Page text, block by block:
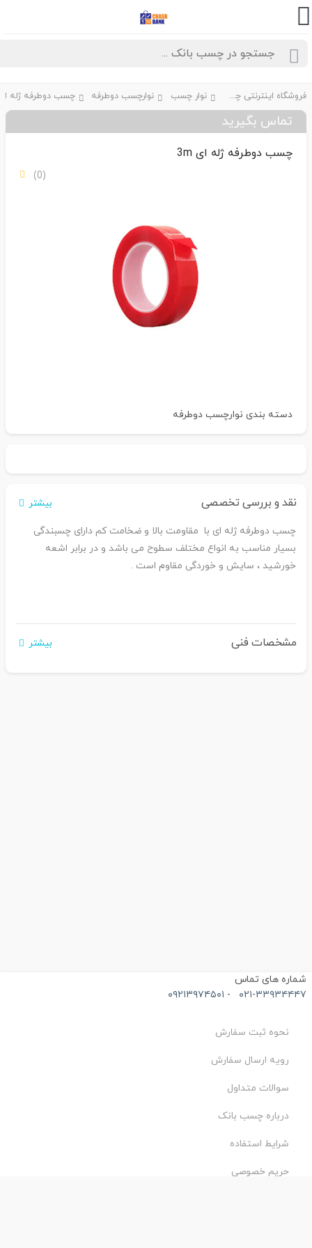
فروشگاه اینترنتی چسب بانک نوار چسب نوارچسب دوطرفه چسب دوطرفه ژله ای 3m
تماس بگیرید
چسب دوطرفه ژله ای 3m
دسته بندینوارچسب دوطرفه
نقد و بررسی تخصصی بیشتر
چسب دوطرفه ژله ای با مقاومت بالا و ضخامت کم دارایچسبندگی
بسیار مناسب به انواع مختلف سطوح می باشد و در برابر اشعه
خورشید ، سایش و خوردگی مقاوم است .
مشخصات فنی بیشتر
های تماس
۳۳۹۳۴۴۴۷- ۰۹۲۱۳۹۷۴۵۰۱
نحوه ثبت سفارش
رویه ارسال سفارش
سوالات متداول
درباره چسب بانک
شرایط استفاده
حریم خصوصی